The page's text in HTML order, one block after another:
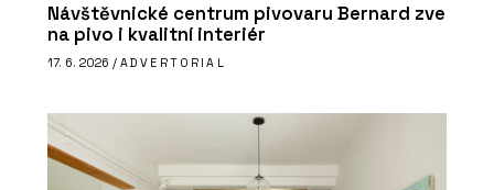
Návštěvnické centrum pivovaru Bernard zve
na pivo i kvalitní interiér
17. 6. 2026 / ADVERTORIAL